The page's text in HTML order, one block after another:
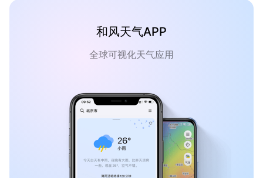
和风天气APP
全球可视化天气应用